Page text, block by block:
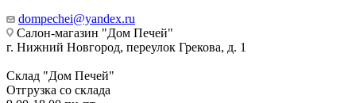
dompechei@yandex.ru
Салон-магазин "Дом Печей"
г. Нижний Новгород, переулок Грекова, д. 1
Склад "Дом Печей"
Отгрузка со склада